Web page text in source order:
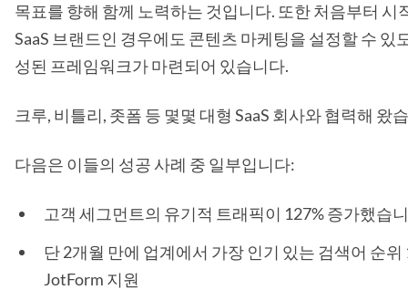
목표를 향해 함께 노력하는 것입니다. 또한 처음부터 시
SaaS 브랜드인 경우에도 콘텐츠 마케팅을 설정할 수 있
성된 프레임워크가 마련되어 있습니다.
크루, 비틀리, 좃폼 등 몇몇 대형 SaaS 회사와 협력해 왔
다음은 이들의 성공 사례 중 일부입니다:
고객 세그먼트의 유기적 트래픽이 127% 증가했습
단 2개월 만에 업계에서 가장 인기 있는 검색어 순
JotForm 지원